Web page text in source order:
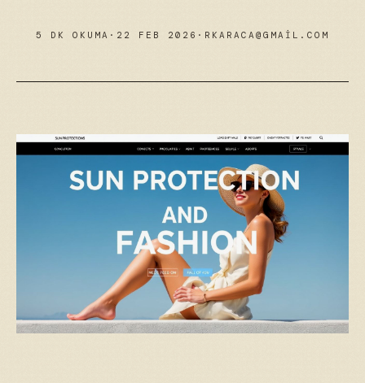
5 DK OKUMA · 22 FEB 2026 · RKARACA@GMAIL.COM